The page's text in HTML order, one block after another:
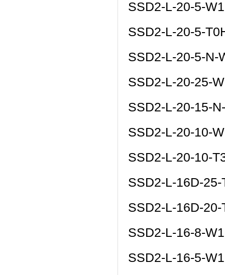
SSD2-L-20-5-W1
SSD2-L-20-5-
SSD2-L-20-5-N-
SSD2-L-20-25-
SSD2-L-20-15-
SSD2-L-20-10-
SSD2-L-20-10-
SSD2-L-16D-
SSD2-L-16D-
SSD2-L-16-8-W1
SSD2-L-16-5-W1